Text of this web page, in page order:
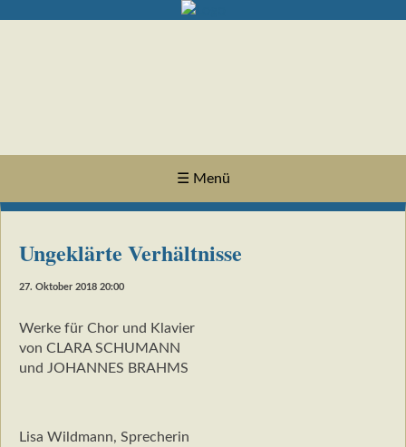
☰ Menü
Ungeklärte Verhältnisse
27. Oktober 2018 20:00
Werke für Chor und Klavier
von CLARA SCHUMANN
und JOHANNES BRAHMS
Lisa Wildmann, Sprecherin